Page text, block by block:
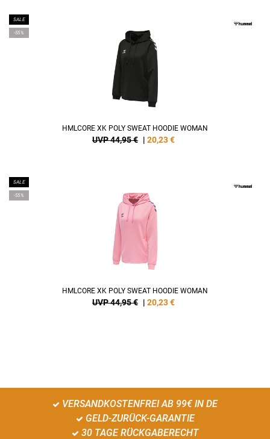
SALE
-55%
HMLCORE XK POLY SWEAT HOODIE WOMAN
UVP 44,95 € | 20,23€
SALE
-55%
HMLCORE XK POLY SWEAT HOODIE WOMAN
UVP 44,95 € | 20,23€
VERSANDKOSTENFREI AB 99€ IN DE
GELD-ZURÜCK-GARANTIE
30 TAGE RÜCKGABERECHT